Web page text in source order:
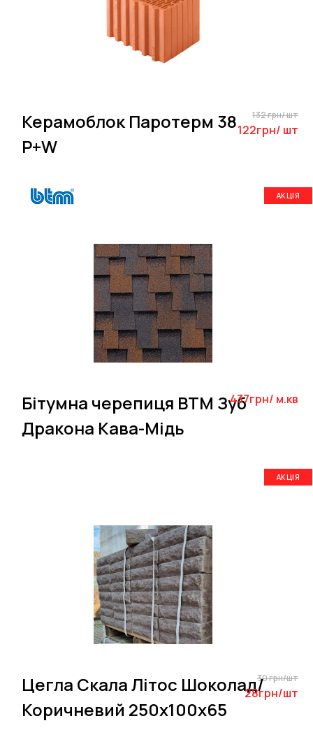
Керамоблок Паротерм 38
P+W
132 грн/ шт
122грн/ шт
АКЦІЯ
Бітумна черепиця BTM Зуб
Дракона Кава-Мідь
437грн/ м.кв
АКЦІЯ
Цегла Скала Літос Шоколад/
Коричневий 250х100х65
30 грн/шт
28грн/шт